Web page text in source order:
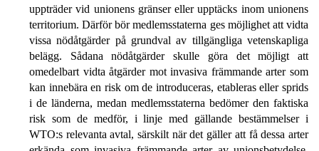
uppträder vid unionens gränser eller upptäcks inom unionens
territorium. Därför bör medlemsstaterna ges möjlighet att vidta
vissa nödåtgärder på grundval av tillgängliga vetenskapliga
belägg. Sådana nödåtgärder skulle göra det möjligt att
omedelbart vidta åtgärder mot invasiva främmande arter som
kan innebära en risk om de introduceras, etableras eller sprids
i de länderna, medan medlemsstaterna bedömer den faktiska
risk som de medför, i linje med gällande bestämmelser i
WTO:s relevanta avtal, särskilt när det gäller att få dessa arter